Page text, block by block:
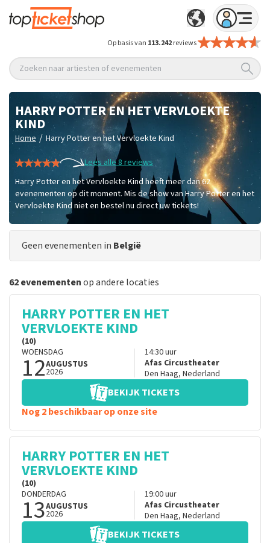
Op basis van 113.242reviews
Zoeken naar artiesten of evenementen
HARRY POTTER EN HET VERVLOEKTE
KIND
Home / Harry Potter en het Vervloekte Kind
Lees alle 8 reviews
Harry Potter en het Vervloekte Kind heeft meer dan 62
evenementen op dit moment. Mis de show van Harry Potter en het
Vervloekte Kind niet en bestel nu direct uw tickets!
Geen evenementen in België
62 evenementenop andere locaties
HARRY POTTER EN HET
VERVLOEKTE KIND
(10)
WOENSDAG
12AUGUSTUS
2026
14:30uur
Afas Circustheater
Den Haag, Nederland
BEKIJK TICKETS
Nog 2 beschikbaar op onze site
HARRY POTTER EN HET
VERVLOEKTE KIND
(10)
DONDERDAG
13AUGUSTUS
2026
19:00uur
Afas Circustheater
Den Haag, Nederland
BEKIJK TICKETS